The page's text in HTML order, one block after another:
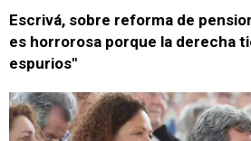
Escrivá, sobre reforma de
es horrorosa porque la derecha
espurios"